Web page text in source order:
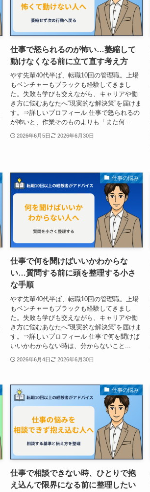
仕事で怒られるのが怖い…萎縮して
動けなくなる前に立て直す考え方
やす先輩40代半ば、転職10回の管理職。上場
もベンチャーもブラックも経験してきまし
た。失敗も学びも交えながら、キャリアや働
き方に悩むあなたへ“現実的な解決策”を届けま
す。⇒詳しいプロフィール 仕事で怒られるの
が怖いと、作業そのものよりも「また何...
2026年6月5日 2026年6月30日
仕事の悩み
仕事で何を聞けばいいかわからな
い…質問する前に頭を整理する小さ
な手順
やす先輩40代半ば、転職10回の管理職。上場
もベンチャーもブラックも経験してきまし
た。失敗も学びも交えながら、キャリアや働
き方に悩むあなたへ“現実的な解決策”を届けま
す。⇒詳しいプロフィール 仕事で何を聞けば
いいかわからない時は、分からないこと...
2026年6月4日 2026年6月30日
仕事の悩み
仕事で相談できない時、ひとりで抱
え込んで限界になる前に整理したい